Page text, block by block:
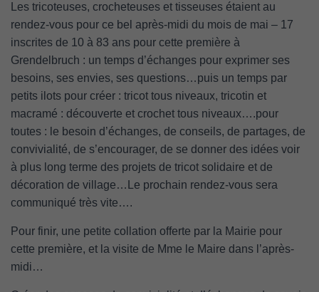
Les tricoteuses, crocheteuses et tisseuses étaient au
rendez-vous pour ce bel après-midi du mois de mai – 17
inscrites de 10 à 83 ans pour cette première à
Grendelbruch : un temps d’échanges pour exprimer ses
besoins, ses envies, ses questions…puis un temps par
petits ilots pour créer : tricot tous niveaux, tricotin et
macramé : découverte et crochet tous niveaux….pour
toutes : le besoin d’échanges, de conseils, de partages, de
convivialité, de s’encourager, de se donner des idées voir
à plus long terme des projets de tricot solidaire et de
décoration de village…Le prochain rendez-vous sera
communiqué très vite….
Pour finir, une petite collation offerte par la Mairie pour
cette première, et la visite de Mme le Maire dans l’après-
midi…